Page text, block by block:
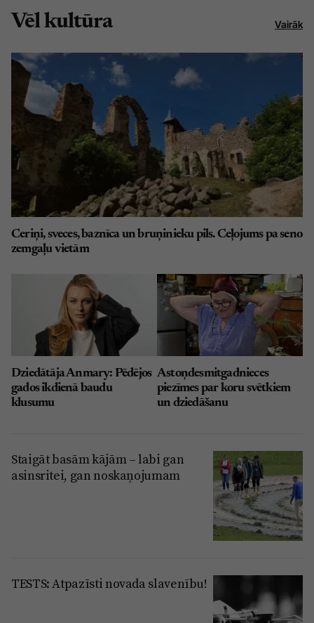
Vēl kultūra Vairāk
Ceriņi, sveces, baznīca un bruņinieku pils. Ceļojums pa seno
zemgaļu vietām
Dziedātāja Anmary: Pēdējos
gados ikdienā baudu
klusumu
Astoņdesmitgadnieces
piezīmes par koru svētkiem
un dziedāšanu
Staigāt basām kājām – labi gan
asinsritei, gan noskaņojumam
TESTS: Atpazīsti novada slavenību!